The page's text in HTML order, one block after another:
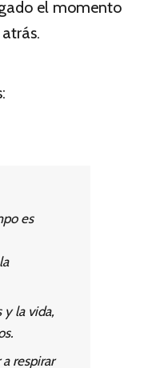
el momento
es
y la vida,
respirar